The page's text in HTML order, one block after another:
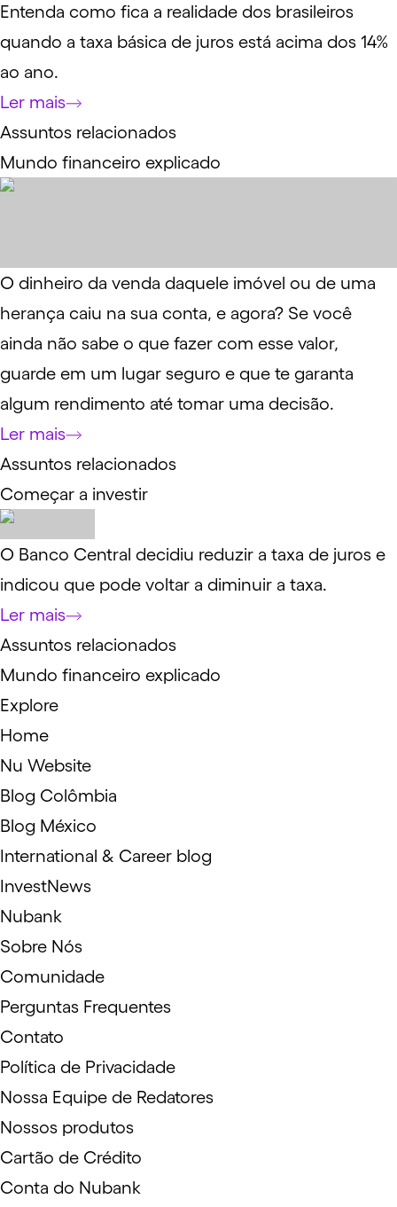
Entenda como fica a realidade dos brasileiros
quando a taxa básica de juros está acima dos 14%
ao ano.
Ler mais
Assuntos relacionados
Mundo financeiro explicado
O dinheiro da venda daquele imóvel ou de uma
herança caiu na sua conta, e agora? Se você
ainda não sabe o que fazer com esse valor,
guarde em um lugar seguro e que te garanta
algum rendimento até tomar uma decisão.
Ler mais
Assuntos relacionados
Começar a investir
O Banco Central decidiu reduzir a taxa de juros e
indicou que pode voltar a diminuir a taxa.
Ler mais
Assuntos relacionados
Mundo financeiro explicado
Explore
Home
Nu Website
Blog Colômbia
Blog México
International & Career blog
InvestNews
Nubank
Sobre Nós
Comunidade
Perguntas Frequentes
Contato
Política de Privacidade
Nossa Equipe de Redatores
Nossos produtos
Cartão de Crédito
Conta do Nubank